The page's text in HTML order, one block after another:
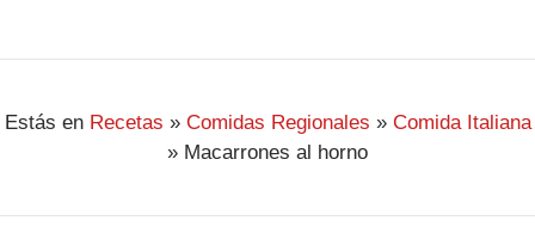
Estás en Recetas » Comidas Regionales » Comida Italiana
» Macarrones al horno